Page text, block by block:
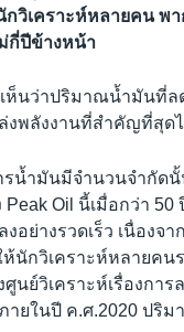
กวิเคราะห์หลายคน
กี่ปีข้างหน้า
ห็นว่าปริมาณน้ำมันที่ล
งพลังงานที่สำคัญที่สุด
น้ำมันมีจำนวนจำกัดนั้
Peak Oil นี้เมื่อกว่า
งอย่างรวดเร็ว เนื่อง
นักวิเคราะห์หลายค
นย์วิเคราะห์เรื่องกา
ยในปี ค.ศ.2020 ปริ